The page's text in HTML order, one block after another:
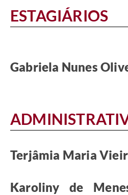
ESTAGIÁRIOS
Gabriela Nunes
Terjâmia Maria
Karoliny de